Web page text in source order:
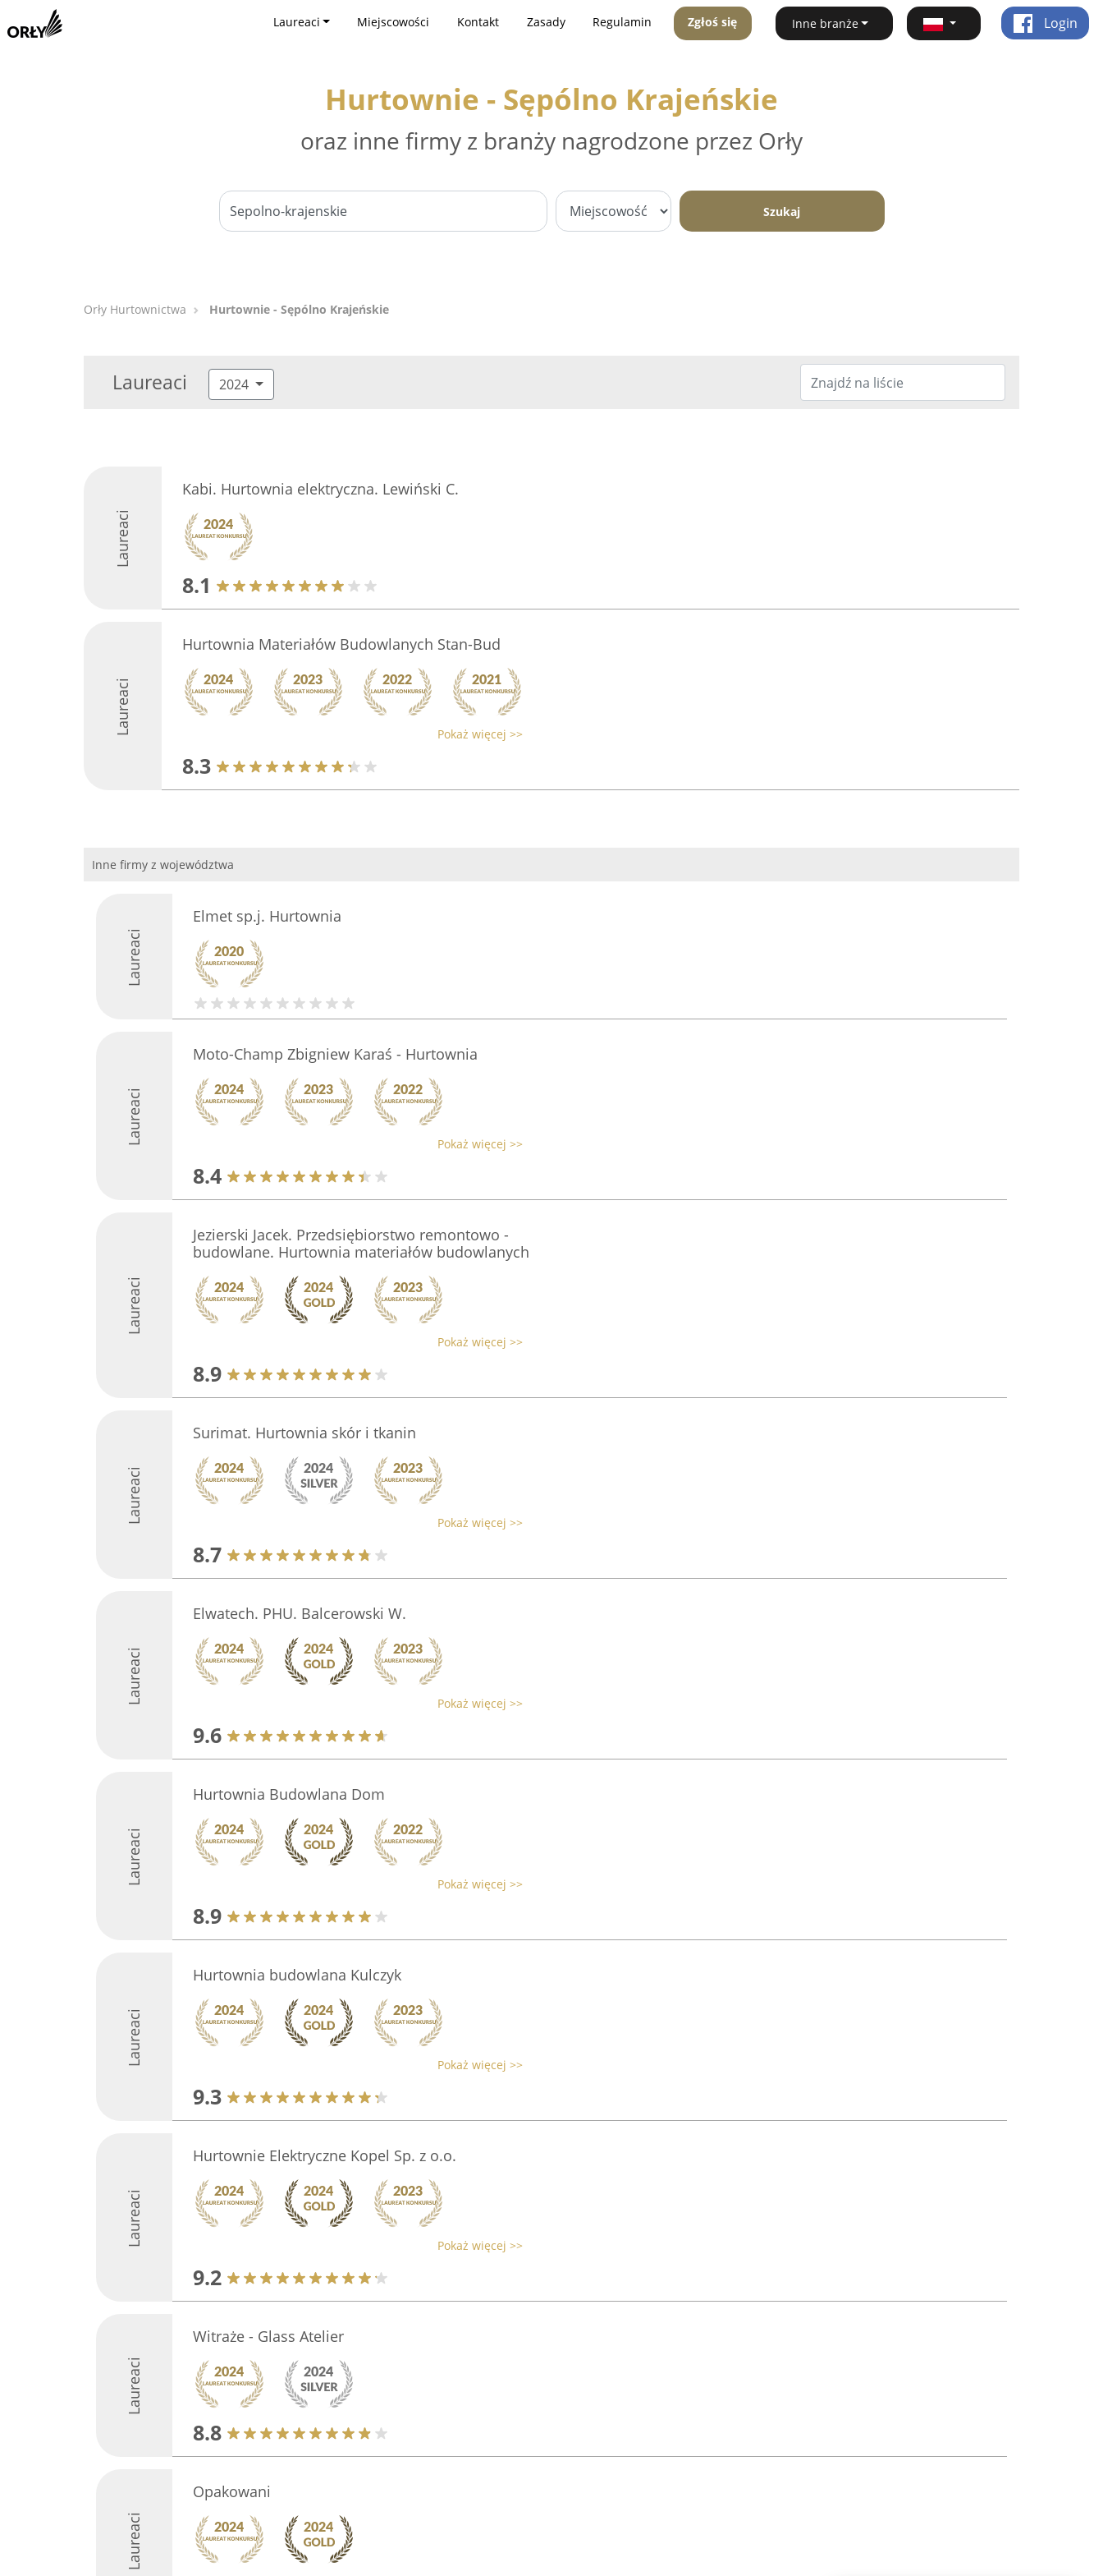
Laureaci Miejscowości Kontakt Zasady Regulamin Zgłoś się Inne branże Login
Hurtownie - Sępólno Krajeńskie
oraz inne firmy z branży nagrodzone przez Orły
Szukaj
Orły Hurtownictwa Hurtownie - Sępólno Krajeńskie
Laureaci 2024
Laureaci
Kabi. Hurtownia elektryczna. Lewiński C.
8.1
Laureaci
Hurtownia Materiałów Budowlanych Stan-Bud
Pokaż więcej >>
8.3
Inne firmy z województwa
Laureaci
Elmet sp.j. Hurtownia
Laureaci
Moto-Champ Zbigniew Karaś - Hurtownia
Pokaż więcej >>
8.4
Laureaci
Jezierski Jacek. Przedsiębiorstwo remontowo -
budowlane. Hurtownia materiałów budowlanych
Pokaż więcej >>
8.9
Laureaci
Surimat. Hurtownia skór i tkanin
Pokaż więcej >>
8.7
Laureaci
Elwatech. PHU. Balcerowski W.
Pokaż więcej >>
9.6
Laureaci
Hurtownia Budowlana Dom
Pokaż więcej >>
8.9
Laureaci
Hurtownia budowlana Kulczyk
Pokaż więcej >>
9.3
Laureaci
Hurtownie Elektryczne Kopel Sp. z o.o.
Pokaż więcej >>
9.2
Laureaci
Witraże - Glass Atelier
8.8
Laureaci
Opakowani